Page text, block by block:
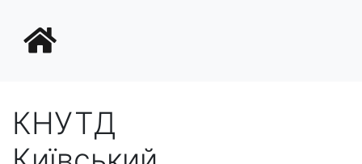
КНУТД